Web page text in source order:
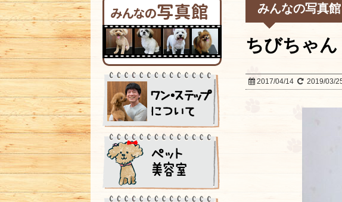
みんなの写真館
ちびちゃん
2017/04/14 2019/03/